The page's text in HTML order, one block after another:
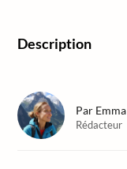
Description
Par Emma
Rédacteur